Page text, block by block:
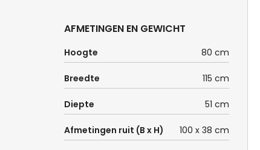
AFMETINGEN EN GEWICHT
Hoogte 80 cm
Breedte 115 cm
Diepte 51 cm
Afmetingen ruit (B x H) 100 x 38 cm